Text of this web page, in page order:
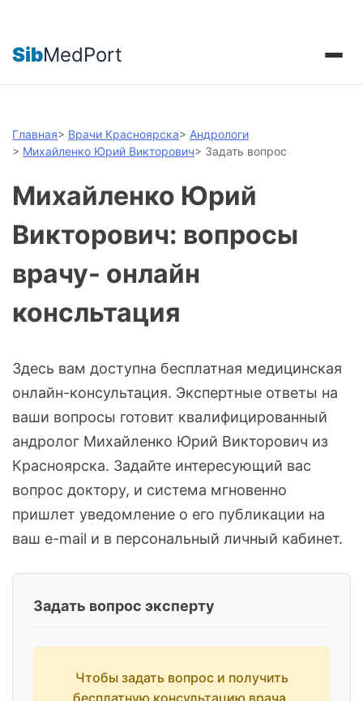
SibMedPort
Главная> Врачи Красноярска> Андрологи
> Михайленко Юрий Викторович> Задать вопрос
Михайленко Юрий
Викторович: вопросы
врачу- онлайн
консльтация
Здесь вам доступна бесплатная медицинская
онлайн-консультация. Экспертные ответы на
ваши вопросы готовит квалифицированный
андролог Михайленко Юрий Викторович из
Красноярска. Задайте интересующий вас
вопрос доктору, и система мгновенно
пришлет уведомление о его публикации на
ваш e-mail и в персональный личный кабинет.
Задать вопрос эксперту
Чтобы задать вопрос и получить